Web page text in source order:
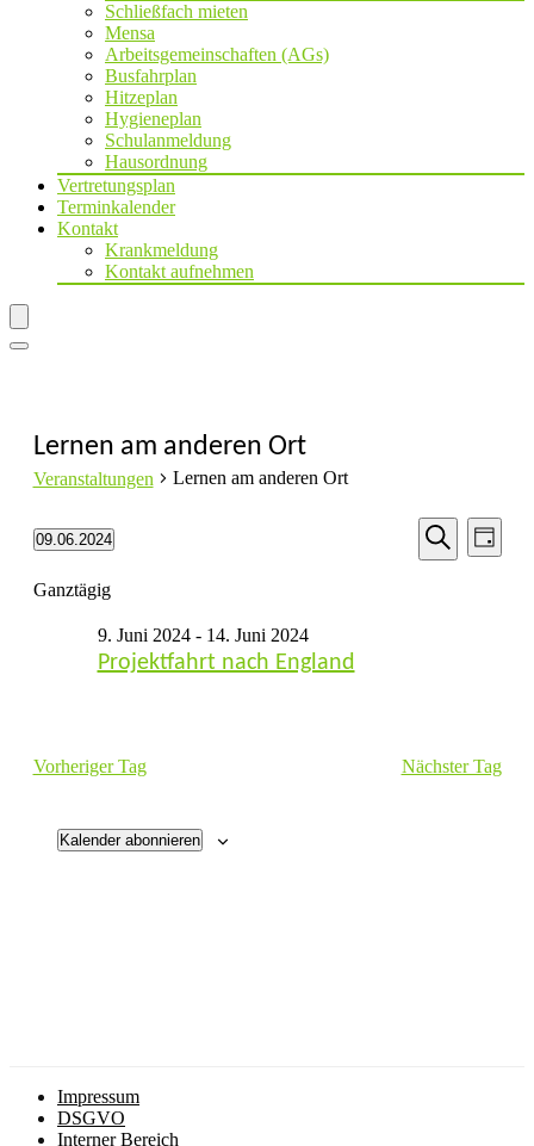
Schließfach mieten
Mensa
Arbeitsgemeinschaften (AGs)
Busfahrplan
Hitzeplan
Hygieneplan
Schulanmeldung
Hausordnung
Vertretungsplan
Terminkalender
Kontakt
Krankmeldung
Kontakt aufnehmen
Lernen am anderen Ort
Veranstaltungen Lernen am anderen Ort
Veranstaltungen
Suche
Tag
09.06.2024
wählen.
Ganztägig
Projektfahrt nach England
9. Juni 2024- 14. Juni 2024
Vorheriger Tag Nächster Tag
Kalender abonnieren
Impressum
DSGVO
Interner Bereich